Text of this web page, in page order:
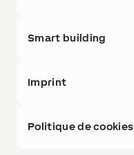
Smart building
Imprint
Politique de cookies